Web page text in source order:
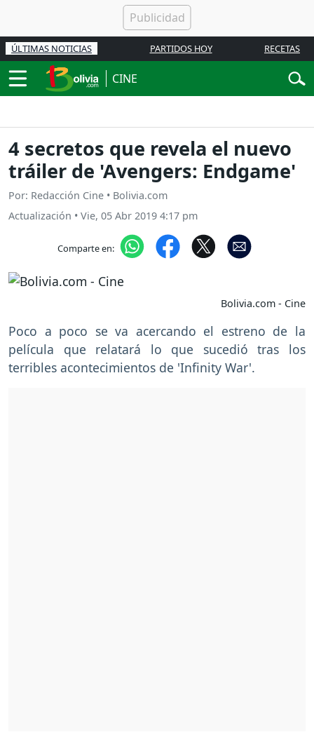
ÚLTIMAS NOTICIAS PARTIDOS HOY RECETAS
CINE
4 secretos que revela el nuevo
tráiler de 'Avengers: Endgame'
Por: Redacción Cine • Bolivia.com
Actualización • Vie, 05 Abr 2019 4:17 pm
Comparte en:
Bolivia.com - Cine
Poco a poco se va acercando el estreno de la
película que relatará lo que sucedió tras los
terribles acontecimientos de 'Infinity War'.